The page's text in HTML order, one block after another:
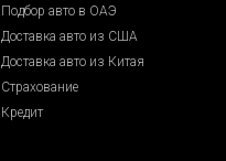
Подбор авто в ОАЭ
Доставка авто из США
Доставка авто из Китая
Страхование
Кредит